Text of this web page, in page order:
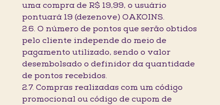
uma compra de R$ 19,99, o usuário
pontuará 19 (dezenove) OAKOINS.
2.6. O número de pontos que serão obtidos
pelo cliente independe do meio de
pagamento utilizado, sendo o valor
desembolsado o definidor da quantidade
de pontos recebidos.
2.7. Compras realizadas com um código
promocional ou código de cupom de